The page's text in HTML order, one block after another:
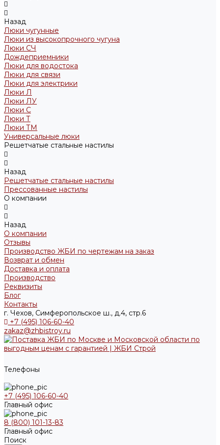
Назад
Люки чугунные
Люки из высокопрочного чугуна
Люки СЧ
Дождеприемники
Люки для водостока
Люки для связи
Люки для электрики
Люки Л
Люки ЛУ
Люки С
Люки Т
Люки ТМ
Универсальные люки
Решетчатые стальные настилы
Назад
Решетчатые стальные настилы
Прессованные настилы
О компании
Назад
О компании
Отзывы
Производство ЖБИ по чертежам на заказ
Возврат и обмен
Доставка и оплата
Производство
Реквизиты
Блог
Контакты
г. Чехов, Симферопольское ш., д.4, стр.6
+7 (495) 106-60-40
zakaz@zhbistroy.ru
Телефоны
+7 (495) 106-60-40
Главный офис
8 (800) 101-13-83
Главный офис
Поиск